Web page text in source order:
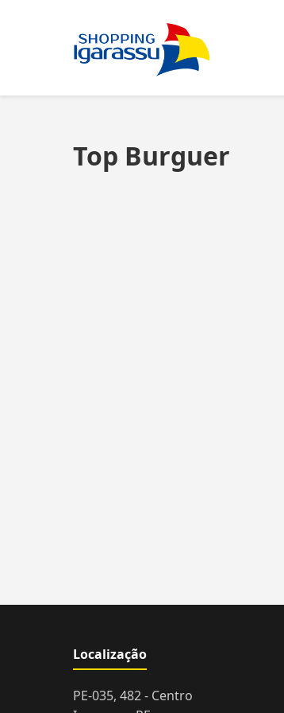
Top Burguer
Localização
PE-035, 482 - Centro